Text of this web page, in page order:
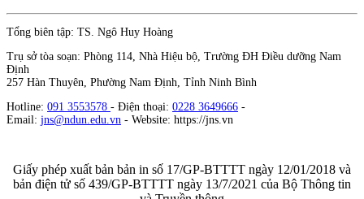
Tổng biên tập: TS. Ngô Huy Hoàng
Trụ sở tòa soạn: Phòng 114, Nhà Hiệu bộ, Trường ĐH Điều dưỡng Nam
Định
257 Hàn Thuyên, Phường Nam Định, Tỉnh Ninh Bình
Hotline: 091 3553578 - Điện thoại: 0228 3649666 -
Email: jns@ndun.edu.vn - Website: https://jns.vn
Giấy phép xuất bản bản in số 17/GP-BTTTT ngày 12/01/2018 và
bản điện tử số 439/GP-BTTTT ngày 13/7/2021 của Bộ Thông tin